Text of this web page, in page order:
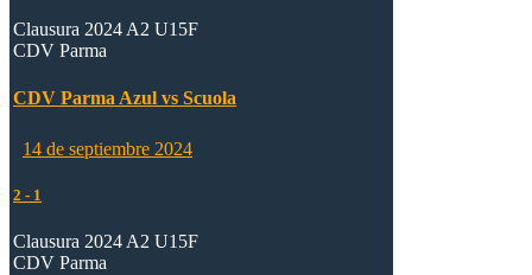
Clausura 2024 A2 U15F
CDV Parma
CDV Parma Azul vs Scuola
14 de septiembre 2024
2 - 1
Clausura 2024 A2 U15F
CDV Parma